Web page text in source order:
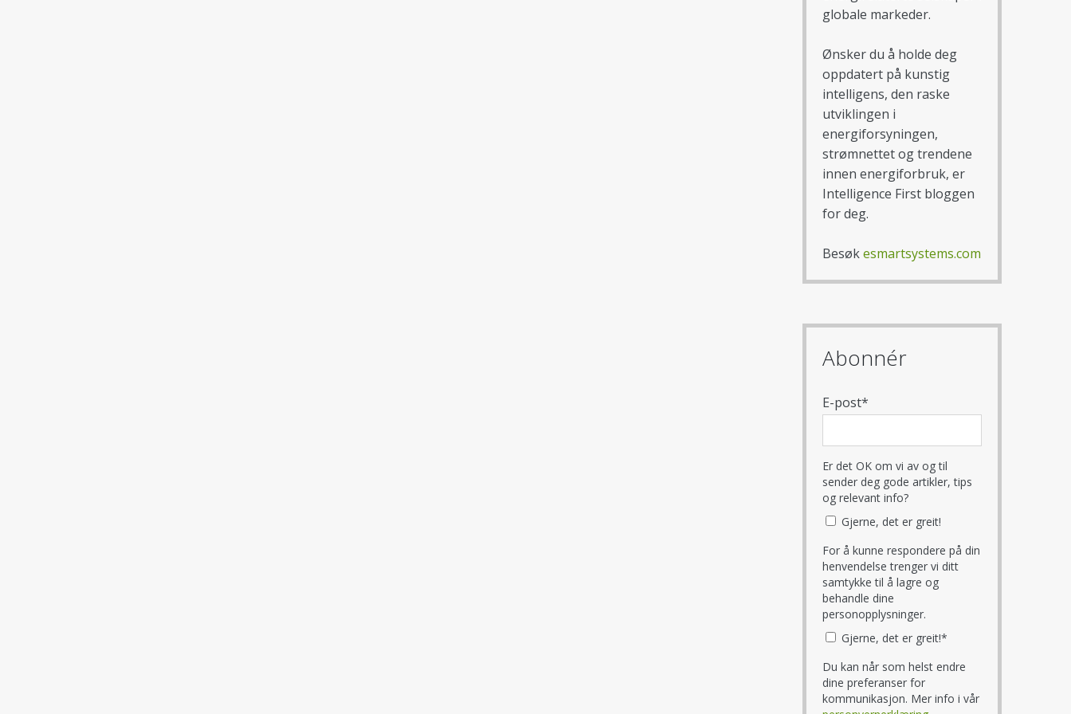
globale markeder.
Ønsker du å holde deg
oppdatert på kunstig
intelligens, den raske
utviklingen i
energiforsyningen,
strømnettet og trendene
innen energiforbruk, er
Intelligence First bloggen
for deg.
Besøkesmartsystems.com
Abonnér
E-post*
Er det OK om vi av og til
sender deg gode artikler, tips
og relevant info?
Gjerne, det er greit!
For å kunne respondere på din
henvendelse trenger vi ditt
samtykke til å lagre og
behandle dine
personopplysninger.
Gjerne, det er greit!*
Du kan når som helst endre
dine preferanser for
kommunikasjon. Mer info i vår